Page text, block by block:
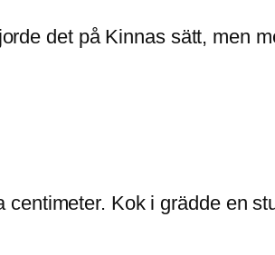
det på Kinnas sätt, men
Kok i grädde en